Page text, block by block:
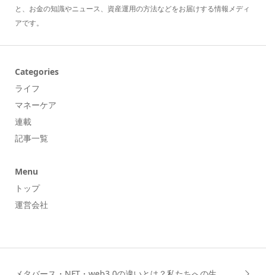
と、お金の知識やニュース、資産運用の方法などをお届けする情報メディ
アです。
Categories
ライフ
マネーケア
連載
記事一覧
Menu
トップ
運営会社